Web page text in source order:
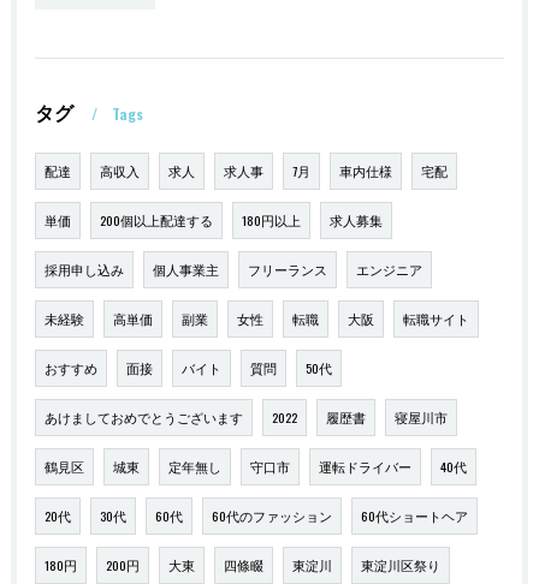
タグ Tags
配達 高収入 求人 求人事 7月 車内仕様 宅配
単価 200個以上配達する 180円以上 求人募集
採用申し込み 個人事業主 フリーランス エンジニア
未経験 高単価 副業 女性 転職 大阪 転職サイト
おすすめ 面接 バイト 質問 50代
あけましておめでとうございます 2022 履歴書 寝屋川市
鶴見区 城東 定年無し 守口市 運転ドライバー 40代
20代 30代 60代 60代のファッション 60代ショートヘア
180円 200円 大東 四條畷 東淀川 東淀川区祭り